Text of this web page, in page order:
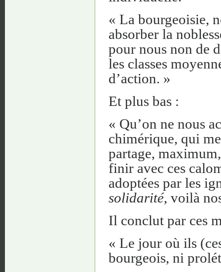
« La bourgeoisie,
absorber la
pour nous non de
les classes
d’action. »
Et plus bas :
« Qu’on ne nous
chimérique, qui
partage,
finir avec ces
adoptées par les
solidarité, voilà
Il conclut par ces
« Le jour où ils
bourgeois, ni